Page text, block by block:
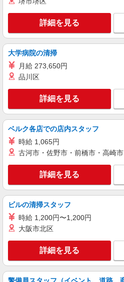
株式会社シエロ
【softbank】人
月給193000円
る） ※試用期間
○。・゜+゜ 入社祝い
を紹介頂くと, イ
○。・゜+゜・。○
宮崎県宮崎市
キープ
紹介予定派遣
株式会社シエロ
スマホ携帯販売
時給1400円〜
残業代支給 ★交通費
+゜・。○。・゜+
万円支給(規定有) お友達を紹介頂くと, インセンテ
ィブ支給(規定有) ★月2回払い・週払い可能（規程
有）★ ゜・。○。
宮崎県宮崎市
株式会社シエロ
【ソフトバンク
る） ※試用期間あ
詳細を見る
大学病院の清掃
月給 273,650円
品川区
詳細を見る
ベルク各店での店内スタッフ
時給 1,065円
古河市・佐野市・前橋市・高崎
詳細を見る
ビルの清掃スタッフ
時給 1,200円〜1,200円
大阪市北区
詳細を見る